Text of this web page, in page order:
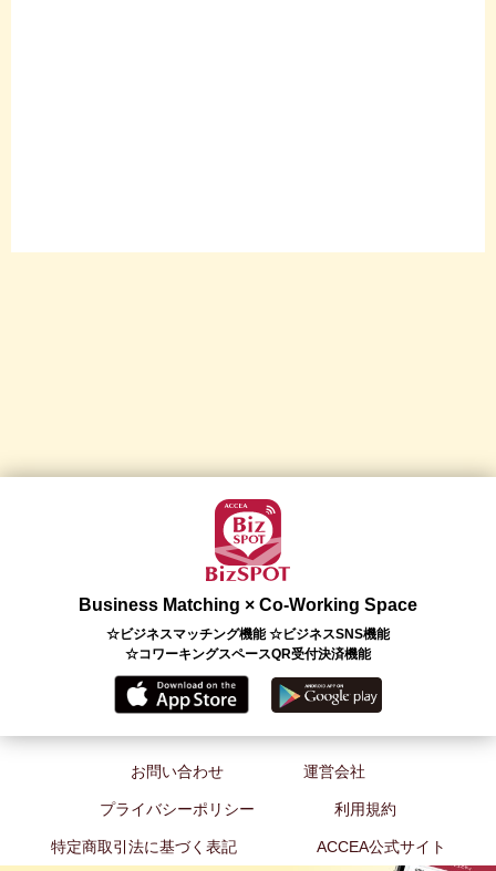
Business Matching × Co-Working Space
☆ビジネスマッチング機能 ☆ビジネスSNS機能
☆コワーキングスペースQR受付決済機能
お問い合わせ 運営会社
プライバシーポリシー 利用規約
特定商取引法に基づく表記 ACCEA公式サイト